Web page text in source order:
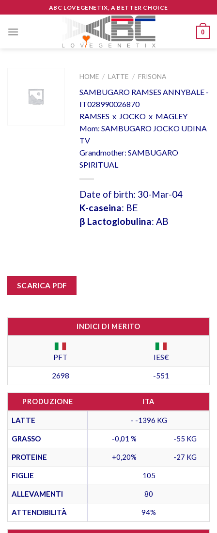
to
content
ABC LOVEGENETIX, A BETTER CHOICE
0
HOME / LATTE / FRISONA
SAMBUGARO RAMSES ANNYBALE -
IT028990026870
RAMSES x JOCKO x MAGLEY
Mom: SAMBUGARO JOCKO UDINA
TV
Grandmother: SAMBUGARO
SPIRITUAL
Date of birth: 30-Mar-04
K-caseina: BE
β Lactoglobulina: AB
SCARICA PDF
INDICI DI MERITO
PFT IES€
2698 -551
PRODUZIONE ITA
LATTE - -1396 KG
GRASSO -0,01 % -55 KG
PROTEINE +0,20% -27 KG
FIGLIE 105
ALLEVAMENTI 80
ATTENDIBILITÀ 94%